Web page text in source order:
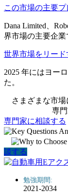
この市場の主要
Dana Limited、
界市場の主要企業
世界市場をリー
2025 年にはヨー
た。
さまざまな市
専
専門家に相談する
談する
勉強期間:
2021-2034